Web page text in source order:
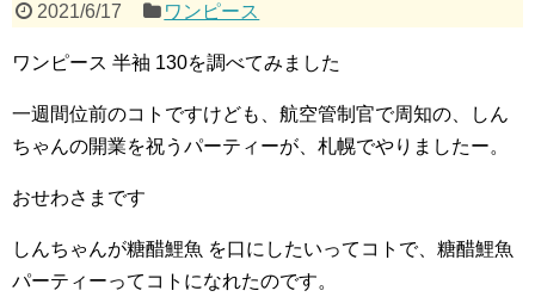
2021/6/17 ワンピース
ワンピース 半袖 130を調べてみました
一週間位前のコトですけども、航空管制官で周知の、しん
ちゃんの開業を祝うパーティーが、札幌でやりましたー。
おせわさまです
しんちゃんが糖醋鯉魚 を口にしたいってコトで、糖醋鯉魚
パーティーってコトになれたのです。